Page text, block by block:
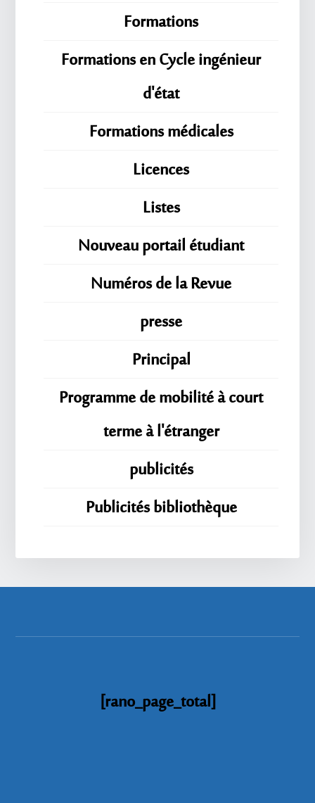
Formations
Formations en Cycle ingénieur
d'état
Formations médicales
Licences
Listes
Nouveau portail étudiant
Numéros de la Revue
presse
Principal
Programme de mobilité à court
terme à l'étranger
publicités
Publicités bibliothèque
[rano_page_total]